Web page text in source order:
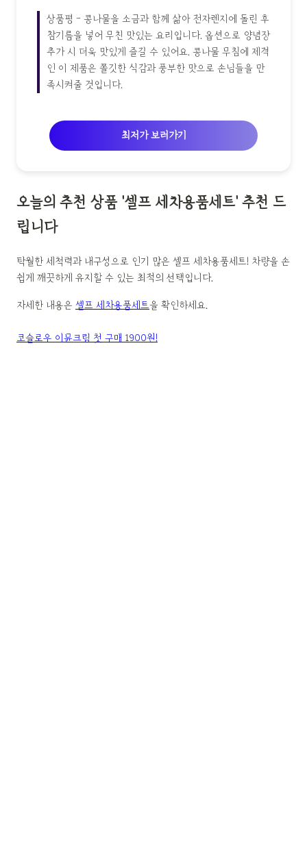
상품평 - 콩나물을 소금과 함께 삶아 전자렌지에 돌린 후
참기름을 넣어 무친 맛있는 요리입니다. 옵션으로 양념장
추가 시 더욱 맛있게 즐길 수 있어요. 콩나물 무침에 제격
인 이 제품은 쫄깃한 식감과 풍부한 맛으로 손님들을 만
족시켜줄 것입니다.
최저가 보러가기
오늘의 추천 상품 '셀프 세차용품세트' 추천 드
립니다
탁월한 세척력과 내구성으로 인기 많은 셀프 세차용품세트! 차량을 손
쉽게 깨끗하게 유지할 수 있는 최적의 선택입니다.
자세한 내용은 셀프 세차용품세트을 확인하세요.
코슬로우 이뮨크림 첫 구매 1900원!